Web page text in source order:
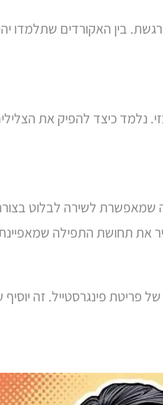
נלמד כיצד להפיק את
שמאפשרת לשירה לבלוט
את תחושת התפילה
פריטת פינגרסטייל. זה יוסיף